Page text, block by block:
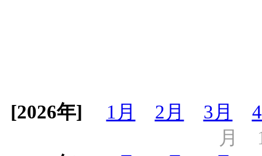
[2026年] 1月 2月 3月
月